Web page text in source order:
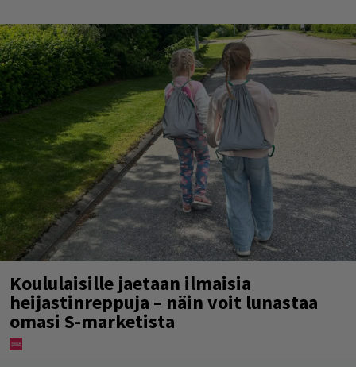
Koululaisille jaetaan ilmaisia
heijastinreppuja – näin voit lunastaa
omasi S-marketista